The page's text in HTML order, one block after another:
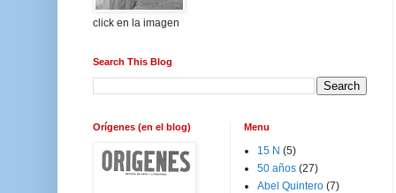
click en la imagen
Search This Blog
Orígenes (en el blog) Menu
15 N (5)
50 años (27)
Abel Quintero (7)